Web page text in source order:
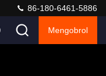
86-180-6461-5886
Mengobrol